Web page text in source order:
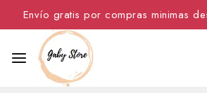
Envío gratis por compras minimas